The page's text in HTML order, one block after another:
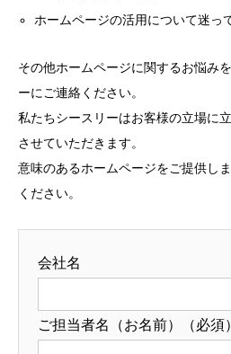
ホームページの活用について迷っ
その他ホームページに関するお悩み
ーにご連絡ください。
私たちシースリーはお客様の立場に
させていただきます。
意味のあるホームページをご提供し
ください。
会社名
ご担当者名（お名前）（必須）